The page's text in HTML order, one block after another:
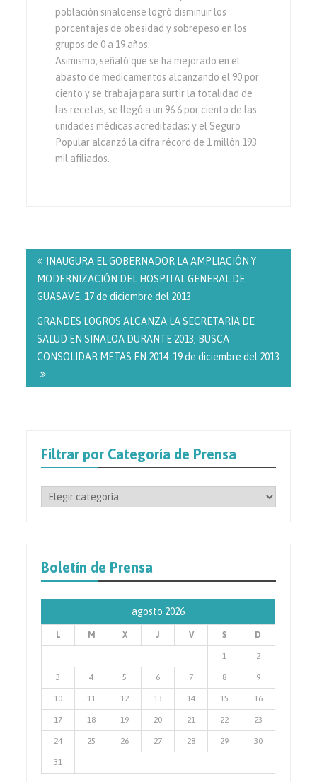
población sinaloense logró disminuir los
porcentajes de obesidad y sobrepeso en los
grupos de 0 a 19 años.
Asimismo, señaló que se ha mejorado en el
abasto de medicamentos alcanzando el 90 por
ciento y se trabaja para surtir la totalidad de
las recetas; se llegó a un 96.6 por ciento de las
unidades médicas acreditadas; y el Seguro
Popular alcanzó la cifra récord de 1 millón 193
mil afiliados.
de
entradas
INAUGURA EL GOBERNADOR LA AMPLIACIÓN Y
MODERNIZACIÓN DEL HOSPITAL GENERAL DE
GUASAVE. 17 de diciembre del 2013
GRANDES LOGROS ALCANZA LA SECRETARÍA DE
SALUD EN SINALOA DURANTE 2013, BUSCA
CONSOLIDAR METAS EN 2014. 19 de diciembre del 2013
Filtrar por Categoría de Prensa
Filtrar
Prensa
Boletín de Prensa
agosto 2026
L M X J V S D
1 2
3 4 5 6 7 8 9
10 11 12 13 14 15 16
17 18 19 20 21 22 23
24 25 26 27 28 29 30
31